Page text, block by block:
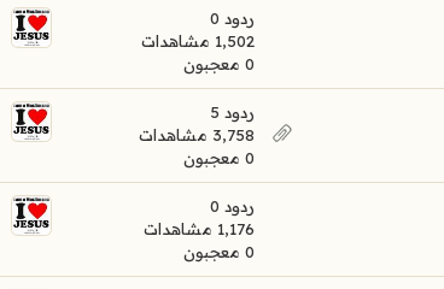
ردود 0
1,502 مشاهدات
0 معجبون
ردود 5
3,758 مشاهدات
0 معجبون
ردود 0
1,176 مشاهدات
0 معجبون